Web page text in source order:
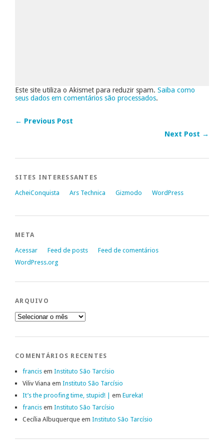
Este site utiliza o Akismet para reduzir spam. Saiba como
seus dados em comentários são processados.
← Previous Post
Next Post →
SITES INTERESSANTES
AcheiConquista Ars Technica Gizmodo WordPress
META
Acessar Feed de posts
Feed de comentários
WordPress.org
ARQUIVO
Arquivo
COMENTÁRIOS RECENTES
francis em Instituto São Tarcísio
Viliv Viana em Instituto São Tarcísio
It’s the proofing time, stupid! | em Eureka!
francis em Instituto São Tarcísio
Cecília Albuquerque em Instituto São Tarcísio